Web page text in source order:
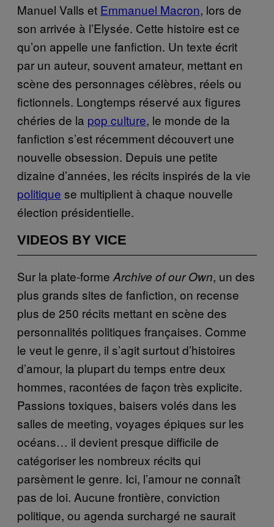
Manuel Valls et Emmanuel Macron, lors de
son arrivée à l’Elysée. Cette histoire est ce
qu’on appelle une fanfiction. Un texte écrit
par un auteur, souvent amateur, mettant en
scène des personnages célèbres, réels ou
fictionnels. Longtemps réservé aux figures
chéries de la pop culture, le monde de la
fanfiction s’est récemment découvert une
nouvelle obsession. Depuis une petite
dizaine d’années, les récits inspirés de la vie
politique se multiplient à chaque nouvelle
élection présidentielle.
VIDEOS BY VICE
Sur la plate-forme Archive of our Own, un des
plus grands sites de fanfiction, on recense
plus de 250 récits mettant en scène des
personnalités politiques françaises. Comme
le veut le genre, il s’agit surtout d’histoires
d’amour, la plupart du temps entre deux
hommes, racontées de façon très explicite.
Passions toxiques, baisers volés dans les
salles de meeting, voyages épiques sur les
océans… il devient presque difficile de
catégoriser les nombreux récits qui
parsèment le genre. Ici, l’amour ne connaît
pas de loi. Aucune frontière, conviction
politique, ou agenda surchargé ne saurait